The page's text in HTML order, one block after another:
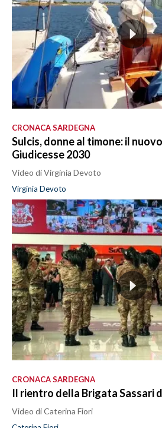
CRONACA SARDEGNA
Sulcis, donne al timone: il
Giudicesse 2030
Video di Virginia Devoto
Virginia Devoto
CRONACA SARDEGNA
Il rientro della Brigata Sassari
Video di Caterina Fiori